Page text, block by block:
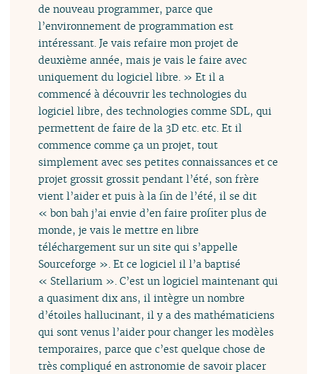
de nouveau programmer, parce que
l’environnement de programmation est
intéressant. Je vais refaire mon projet de
deuxième année, mais je vais le faire avec
uniquement du logiciel libre. » Et il a
commencé à découvrir les technologies du
logiciel libre, des technologies comme SDL, qui
permettent de faire de la 3D etc. etc. Et il
commence comme ça un projet, tout
simplement avec ses petites connaissances et ce
projet grossit grossit pendant l’été, son frère
vient l’aider et puis à la fin de l’été, il se dit
« bon bah j’ai envie d’en faire profiter plus de
monde, je vais le mettre en libre
téléchargement sur un site qui s’appelle
Sourceforge ». Et ce logiciel il l’a baptisé
« Stellarium ». C’est un logiciel maintenant qui
a quasiment dix ans, il intègre un nombre
d’étoiles hallucinant, il y a des mathématiciens
qui sont venus l’aider pour changer les modèles
temporaires, parce que c’est quelque chose de
très compliqué en astronomie de savoir placer